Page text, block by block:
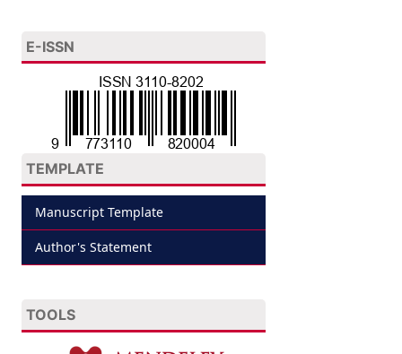
E-ISSN
TEMPLATE
Manuscript Template
Author's Statement
TOOLS